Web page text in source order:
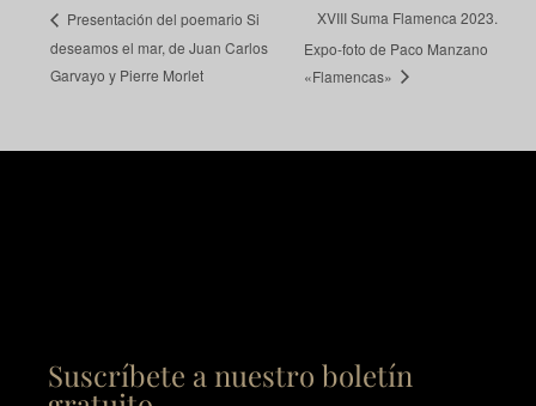
Presentación del poemario Si
deseamos el mar, de Juan Carlos
Garvayo y Pierre Morlet
XVIII Suma Flamenca 2023.
Expo-foto de Paco Manzano
«Flamencas»
Suscríbete a nuestro boletín